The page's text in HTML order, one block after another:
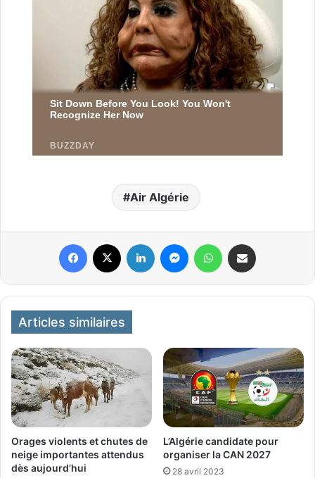
Air Algérie
Articles similaires
Orages violents et chutes de
neige importantes attendus
dès aujourd’hui
L’Algérie candidate pour
organiser la CAN 2027
28 avril 2023